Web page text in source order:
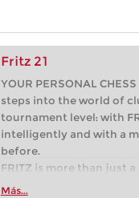
Fritz 21
YOUR PERSONAL
steps into the world of
tournament level: with
intelligently and with a
before.
FRITZ is more than just
Whether you’re taking
Más...